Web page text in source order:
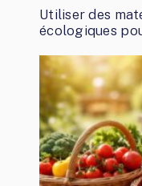
Utiliser des
écologiques